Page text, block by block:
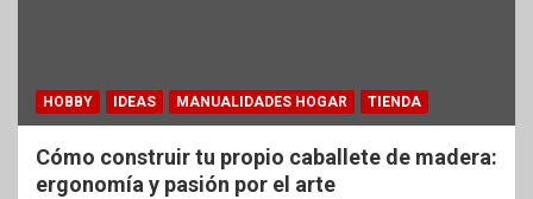
HOBBY IDEAS MANUALIDADES HOGAR TIENDA
Cómo construir tu propio caballete de madera:
ergonomía y pasión por el arte